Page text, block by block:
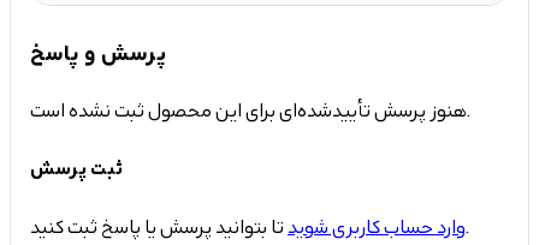
پرسش و پاسخ
هنوز پرسش تأییدشده‌ای برای این محصول ثبت نشده است.
ثبت پرسش
وارد حساب کاربری شویدتا بتوانید پرسش یا پاسخ ثبت کنید.